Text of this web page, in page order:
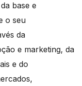
base e
o seu
da
e marketing, da
e do